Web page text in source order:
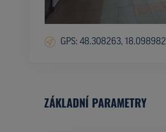
GPS: 48.308263, 18.098982
ZÁKLADNÍ PARAMETRY